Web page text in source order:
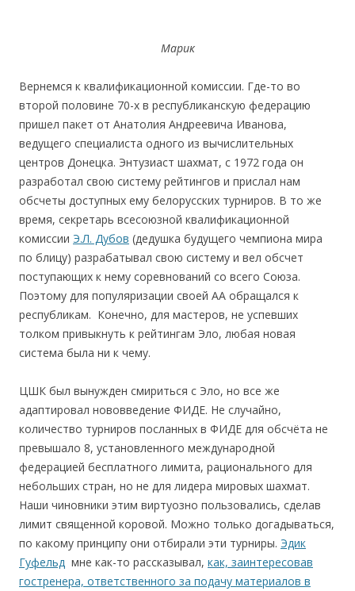
Марик
Вернемся к квалификационной комиссии. Где-то во
второй половине 70-х в республиканскую федерацию
пришел пакет от Анатолия Андреевича Иванова,
ведущего специалиста одного из вычислительных
центров Донецка. Энтузиаст шахмат, с 1972 года он
разработал свою систему рейтингов и прислал нам
обсчеты доступных ему белорусских турниров. В то же
время, секретарь всесоюзной квалификационной
комиссии Э.Л. Дубов (дедушка будущего чемпиона мира
по блицу) разрабатывал свою систему и вел обсчет
поступающих к нему соревнований со всего Союза.
Поэтому для популяризации своей АА обращался к
республикам. Конечно, для мастеров, не успевших
толком привыкнуть к рейтингам Эло, любая новая
система была ни к чему.
ЦШК был вынужден смириться с Эло, но все же
адаптировал нововведение ФИДЕ. Не случайно,
количество турниров посланных в ФИДЕ для обсчёта не
превышало 8, установленного международной
федерацией бесплатного лимита, рационального для
небольших стран, но не для лидера мировых шахмат.
Наши чиновники этим виртуозно пользовались, сделав
лимит священной коровой. Можно только догадываться,
по какому принципу они отбирали эти турниры. Эдик
Гуфельд мне как-то рассказывал, как, заинтересовав
гостренера, ответственного за подачу материалов в